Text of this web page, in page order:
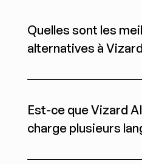
Quelles sont les
alternatives à
Est-ce que Vizard
charge plusieurs